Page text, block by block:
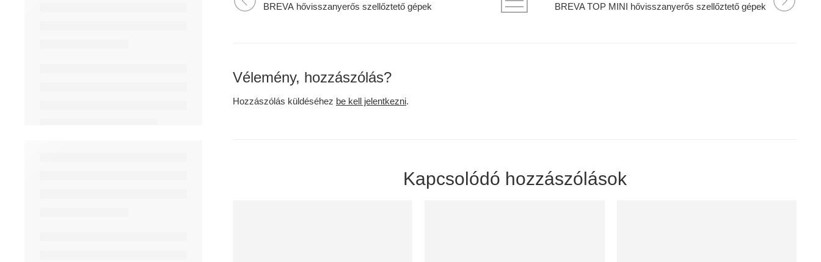
BREVA hővisszanyerős szellőztető gépek
BREVA TOP MINI hővisszanyerős szellőztető gépek
Vélemény, hozzászólás?
Hozzászólás küldéséhez be kell jelentkezni.
Kapcsolódó hozzászólások